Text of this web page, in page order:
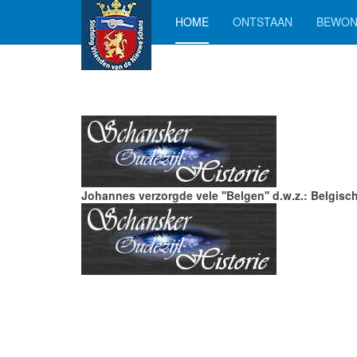
HOME ONTSTAAN
Johannes verzorgde vele ''Belgen'' d.w.z.: